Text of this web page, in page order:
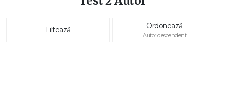
Filtează Ordonează
Autor descendent